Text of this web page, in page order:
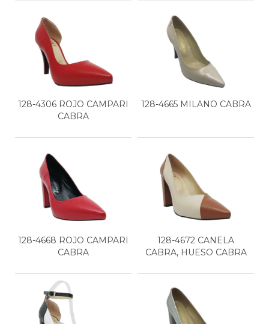
128-4306 ROJO CAMPARI
CABRA
128-4665 MILANO CABRA
128-4668 ROJO CAMPARI
CABRA
128-4672 CANELA
CABRA, HUESO CABRA